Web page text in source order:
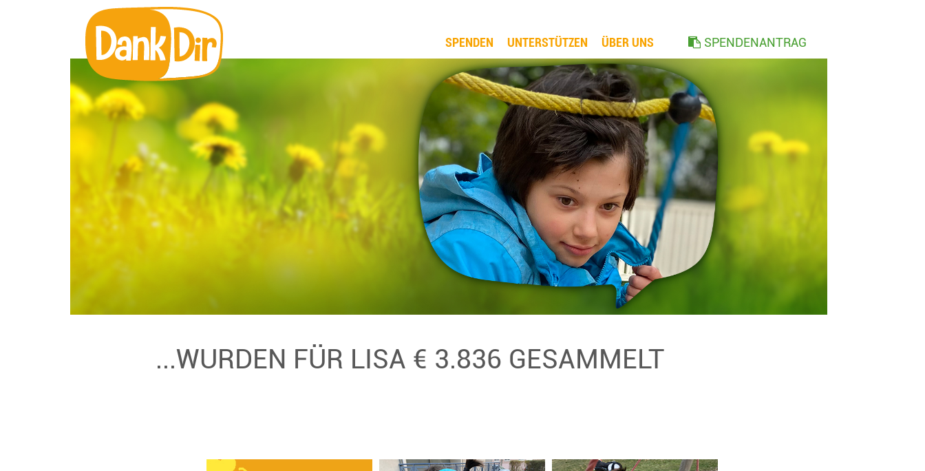
SPENDEN UNTERSTÜTZEN ÜBER UNS SPENDENANTRAG
...WURDEN FÜR LISA € 3.836 GESAMMELT